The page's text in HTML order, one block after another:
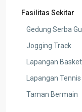
Fasilitas Sekitar
Gedung Serba
Jogging Track
Lapangan Basket
Lapangan Tennis
Taman Bermain